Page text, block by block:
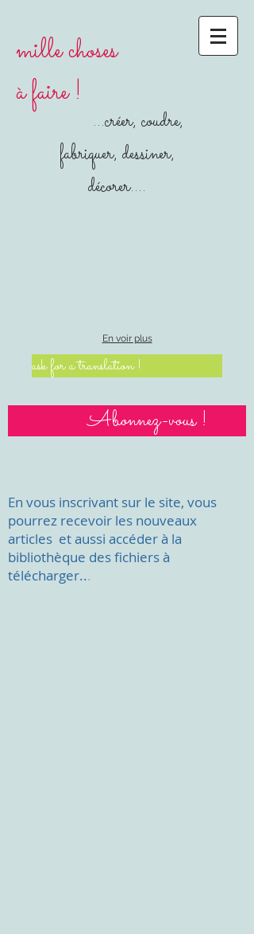
mille choses
à faire !
...créer, coudre,
fabriquer, dessiner,
décorer....
En voir plus
ask for a translation !
Abonnez-vous !
En vous inscrivant sur le site, vous
pourrez recevoir les nouveaux
articles et aussi accéder à la
bibliothèque des fichiers à
télécharger...